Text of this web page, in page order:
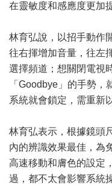
在靈敏度和感應度更加
林育弘說，以招手動作
往右揮增加音量，往左
選擇頻道；想關閉電視
「Goodbye」的手勢，
系統就會鎖定，需重新
林育弘表示，根據鏡頭
內的辨識效果最佳，為
高速移動和膚色的設定
過，都不太會影響系統